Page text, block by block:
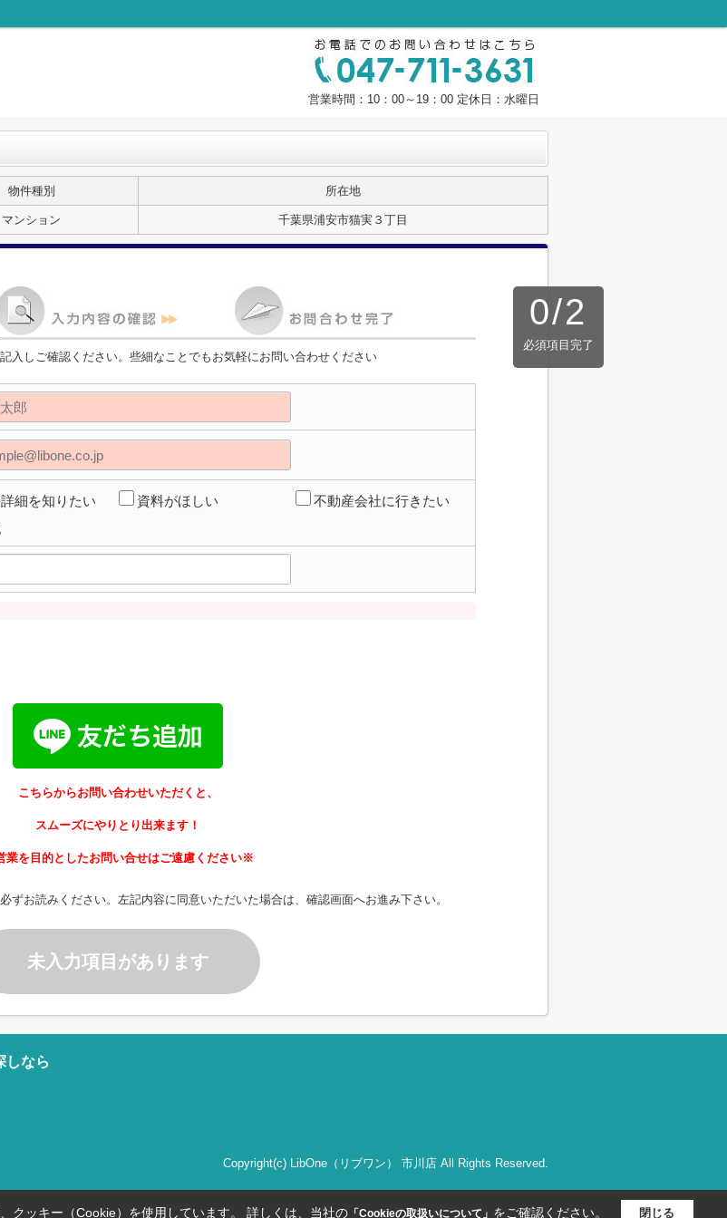
営業時間：10：00～19：00 定休日：水曜日
物件種別 所在地
マンション 千葉県浦安市猫実３丁目
0/2
必須項目完了
入しご確認ください。些細なことでもお気軽にお問い合わせください
細を知りたい 資料がほしい
不動産会社に行きたい
こちらからお問い合わせいただくと、
スムーズにやりとり出来ます！
業を目的としたお問い合せはご遠慮ください※
ずお読みください。左記内容に同意いただいた場合は、確認画面へお進み下さい。
未入力項目があります
しなら
Copyright(c) LibOne（リブワン） 市川店 All Rights Reserved.
クッキー（Cookie）を使用しています。 詳しくは、当社の「Cookieの取扱いについて」 をご確認ください。 閉じる